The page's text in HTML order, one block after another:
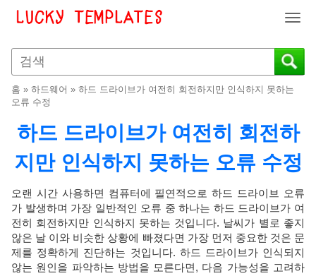
T
g
g
e
a
v
i
g
a
i
o
n
홈 » 하드웨어 » 하드 드라이브가 여전히 회전하지만 인식하지 못하는
오류 수정
하드 드라이브가 여전히 회전하
지만 인식하지 못하는 오류 수정
오랜 시간 사용하면 컴퓨터에 필연적으로 하드 드라이브 오류
가 발생하며 가장 일반적인 오류 중 하나는 하드 드라이브가 여
전히 회전하지만 인식하지 못하는 것입니다. 날씨가 별로 좋지
않은 날 이와 비슷한 상황에 빠졌다면 가장 먼저 중요한 것은 문
제를 정확하게 진단하는 것입니다. 하드 드라이브가 인식되지
않는 원인을 파악하는 방법을 모른다면, 다음 가능성을 고려하